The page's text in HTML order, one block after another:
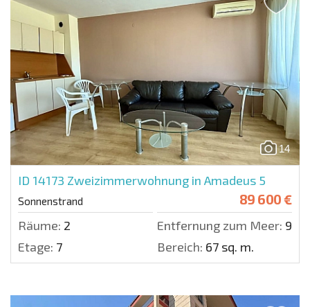
14
ID 14173 Zweizimmerwohnung in Amadeus 5
Sonnenstrand 89 600 €
Räume: 2 Entfernung zum Meer: 950
Etage: 7 Bereich: 67 sq. m.